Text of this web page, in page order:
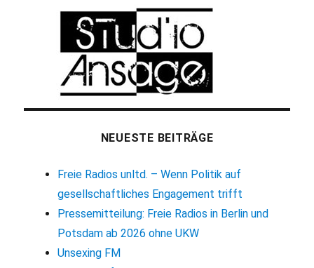
NEUESTE BEITRÄGE
Freie Radios unltd. – Wenn Politik auf
gesellschaftliches Engagement trifft
Pressemitteilung: Freie Radios in Berlin und
Potsdam ab 2026 ohne UKW
Unsexing FM